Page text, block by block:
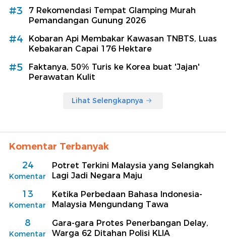
#3
7 Rekomendasi Tempat Glamping Murah
Pemandangan Gunung 2026
#4
Kobaran Api Membakar Kawasan TNBTS, Luas
Kebakaran Capai 176 Hektare
#5
Faktanya, 50% Turis ke Korea buat 'Jajan'
Perawatan Kulit
Lihat Selengkapnya
Komentar Terbanyak
24
Komentar
Potret Terkini Malaysia yang Selangkah
Lagi Jadi Negara Maju
13
Komentar
Ketika Perbedaan Bahasa Indonesia-
Malaysia Mengundang Tawa
8
Komentar
Gara-gara Protes Penerbangan Delay,
Warga 62 Ditahan Polisi KLIA